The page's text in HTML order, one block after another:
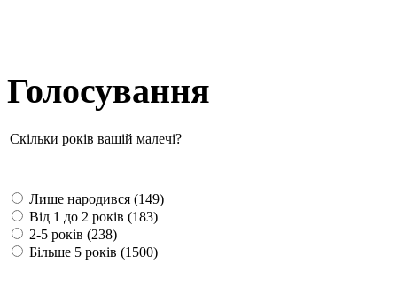
Голосування
Скільки років вашій малечі?
Лише народився (149)
Від 1 до 2 років (183)
2-5 років (238)
Більше 5 років (1500)